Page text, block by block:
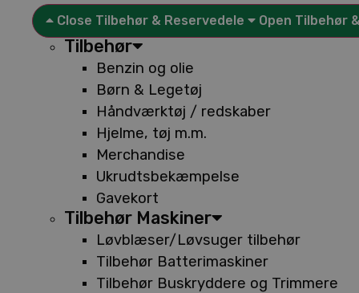
Close Tilbehør & Reservedele
Open Tilbehør
Tilbehør
Benzin og olie
Børn & Legetøj
Håndværktøj / redskaber
Hjelme, tøj m.m.
Merchandise
Ukrudtsbekæmpelse
Gavekort
Tilbehør Maskiner
Løvblæser/Løvsuger tilbehør
Tilbehør Batterimaskiner
Tilbehør Buskryddere og Trimmere